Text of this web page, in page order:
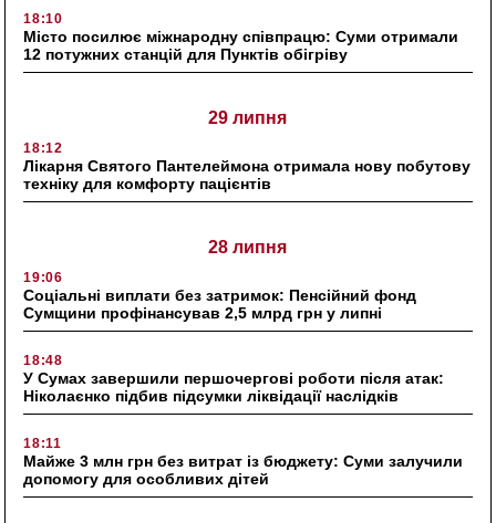
18:10
Місто посилює міжнародну співпрацю: Суми отримали
12 потужних станцій для Пунктів обігріву
29 липня
18:12
Лікарня Святого Пантелеймона отримала нову побутову
техніку для комфорту пацієнтів
28 липня
19:06
Соціальні виплати без затримок: Пенсійний фонд
Сумщини профінансував 2,5 млрд грн у липні
18:48
У Сумах завершили першочергові роботи після атак:
Ніколаєнко підбив підсумки ліквідації наслідків
18:11
Майже 3 млн грн без витрат із бюджету: Суми залучили
допомогу для особливих дітей